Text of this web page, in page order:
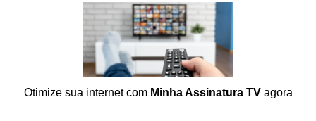
Otimize sua internet com Minha Assinatura TVagora